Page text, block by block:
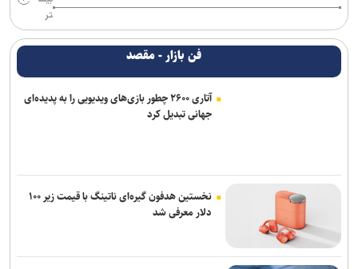
تر
فن بازار - مقصد
آتاری ۲۶۰۰ چطور بازی‌های ویدیویی را به پدیده‌ای
جهانی تبدیل کرد
نخستین هدفون گیره‌ای ناتینگ با قیمت زیر ۱۰۰
دلار معرفی شد